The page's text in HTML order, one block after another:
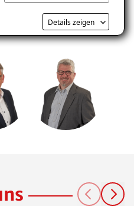
Details zeigen